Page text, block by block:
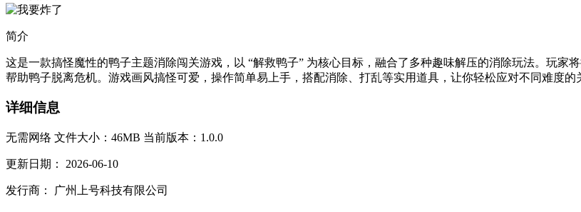
简介
这是一款搞怪魔性的鸭子主题消除闯关游戏，以 “解救鸭子” 为核心目标，融合了多种趣味解压的消除玩法。玩家
帮助鸭子脱离危机。游戏画风搞怪可爱，操作简单易上手，搭配消除、打乱等实用道具，让你轻松应对不同难度
详细信息
无需网络 文件大小：46MB 当前版本：1.0.0
更新日期： 2026-06-10
发行商： 广州上号科技有限公司